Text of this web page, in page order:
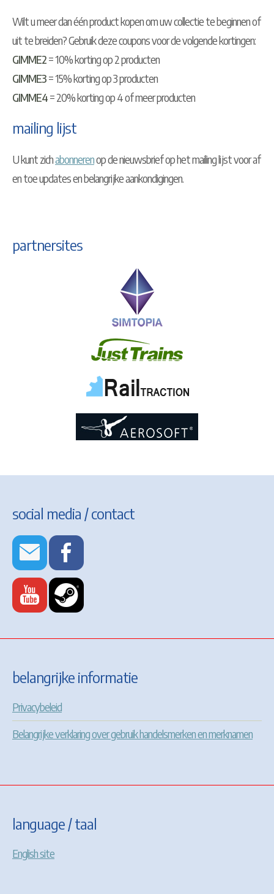
Wilt u meer dan één product kopen om uw collectie te beginnen of
uit te breiden? Gebruik deze coupons voor de volgende kortingen:
GIMME2= 10% korting op 2 producten
GIMME3= 15% korting op 3 producten
GIMME4= 20% korting op 4 of meer producten
mailing lijst
U kunt zichabonnerenop de nieuwsbrief op het mailing lijst voor af
en toe updates en belangrijke aankondigingen.
partnersites
social media / contact
belangrijke informatie
Privacybeleid
Belangrijke verklaring over gebruik handelsmerken en merknamen
language / taal
English site